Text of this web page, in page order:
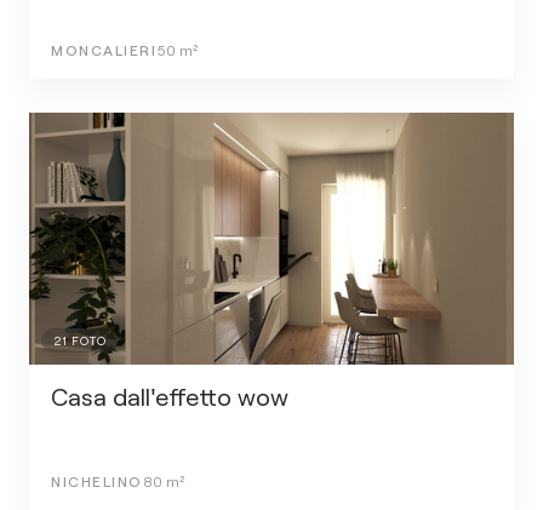
MONCALIERI 50 m²
21FOTO
Casa dall'effetto wow
NICHELINO 80 m²